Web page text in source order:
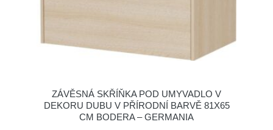
ZÁVĚSNÁ SKŘÍŇKA POD UMYVADLO V
DEKORU DUBU V PŘÍRODNÍ BARVĚ 81X65
CM BODERA – GERMANIA